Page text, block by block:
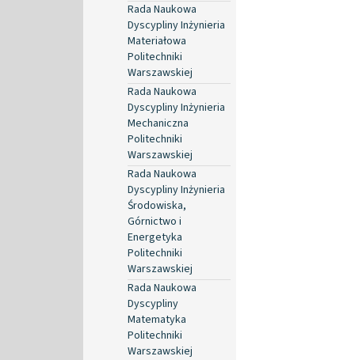
Rada Naukowa
Dyscypliny Inżynieria
Materiałowa
Politechniki
Warszawskiej
Rada Naukowa
Dyscypliny Inżynieria
Mechaniczna
Politechniki
Warszawskiej
Rada Naukowa
Dyscypliny Inżynieria
Środowiska,
Górnictwo i
Energetyka
Politechniki
Warszawskiej
Rada Naukowa
Dyscypliny
Matematyka
Politechniki
Warszawskiej